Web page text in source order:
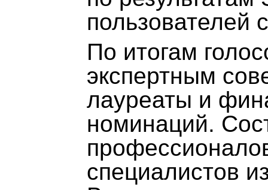
пользователей
По итогам
экспертным
лауреаты и
номинаций.
специалистов